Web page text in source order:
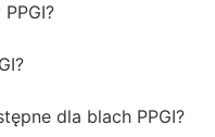
dla blach PPGI?